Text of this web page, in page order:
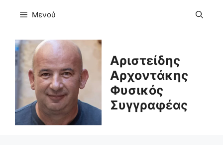
Μενού
Αριστείδης
Αρχοντάκης
Φυσικός
Συγγραφέας